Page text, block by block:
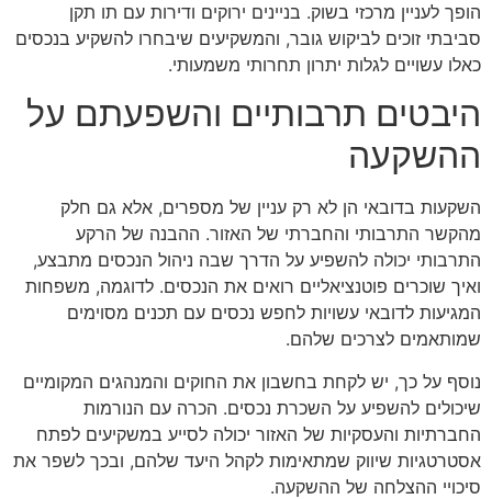
הופך לעניין מרכזי בשוק. בניינים ירוקים ודירות עם תו תקן
סביבתי זוכים לביקוש גובר, והמשקיעים שיבחרו להשקיע בנכסים
כאלו עשויים לגלות יתרון תחרותי משמעותי.
היבטים תרבותיים והשפעתם על
ההשקעה
השקעות בדובאי הן לא רק עניין של מספרים, אלא גם חלק
מהקשר התרבותי והחברתי של האזור. ההבנה של הרקע
התרבותי יכולה להשפיע על הדרך שבה ניהול הנכסים מתבצע,
ואיך שוכרים פוטנציאליים רואים את הנכסים. לדוגמה, משפחות
המגיעות לדובאי עשויות לחפש נכסים עם תכנים מסוימים
שמותאמים לצרכים שלהם.
נוסף על כך, יש לקחת בחשבון את החוקים והמנהגים המקומיים
שיכולים להשפיע על השכרת נכסים. הכרה עם הנורמות
החברתיות והעסקיות של האזור יכולה לסייע במשקיעים לפתח
אסטרטגיות שיווק שמתאימות לקהל היעד שלהם, ובכך לשפר את
סיכויי ההצלחה של ההשקעה.